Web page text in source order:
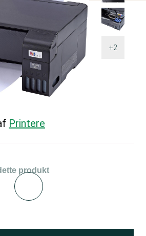
+2
Printere
produkt